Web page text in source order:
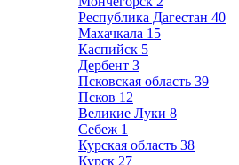
Республика Дагестан 40
Махачкала 15
Каспийск 5
Дербент 3
Псковская область 39
Псков 12
Великие Луки 8
Себеж 1
Курская область 38
Курск 27